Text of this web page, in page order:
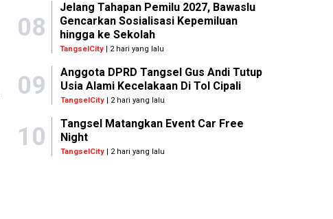
08
Jelang Tahapan Pemilu 2027, Bawaslu
Gencarkan Sosialisasi Kepemiluan
hingga ke Sekolah
TangselCity | 2 hari yang lalu
09
Anggota DPRD Tangsel Gus Andi Tutup
Usia Alami Kecelakaan Di Tol Cipali
TangselCity| 2 hari yang lalu
10
Tangsel Matangkan Event Car Free
Night
TangselCity| 2 hari yang lalu